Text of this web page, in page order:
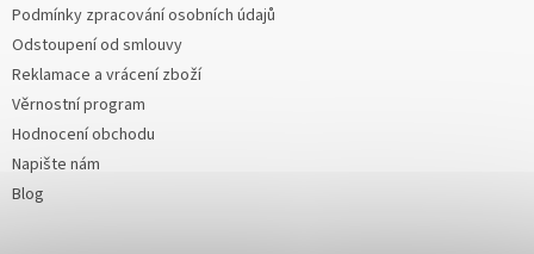
Podmínky zpracování osobních údajů
Odstoupení od smlouvy
Reklamace a vrácení zboží
Věrnostní program
Hodnocení obchodu
Napište nám
Blog